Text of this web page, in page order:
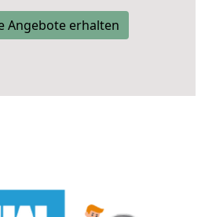
Angebote erhalten